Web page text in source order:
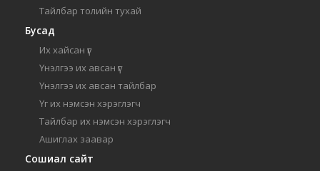
Тайлбар толийн тухай
Бусад
Их хайсан үг
Үнэлгээ их авсан үг
Үнэлгээ их авсан тайлбар
Үг их нэмсэн хэрэглэгч
Тайлбар их нэмсэн хэрэглэгч
Ашиглах заавар
Сошиал сайт